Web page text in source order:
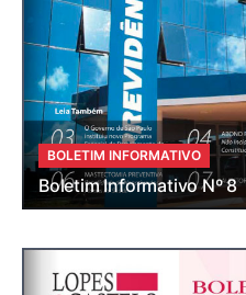
BOLETIM INFORMATIVO
Boletim Informativo Nº 8